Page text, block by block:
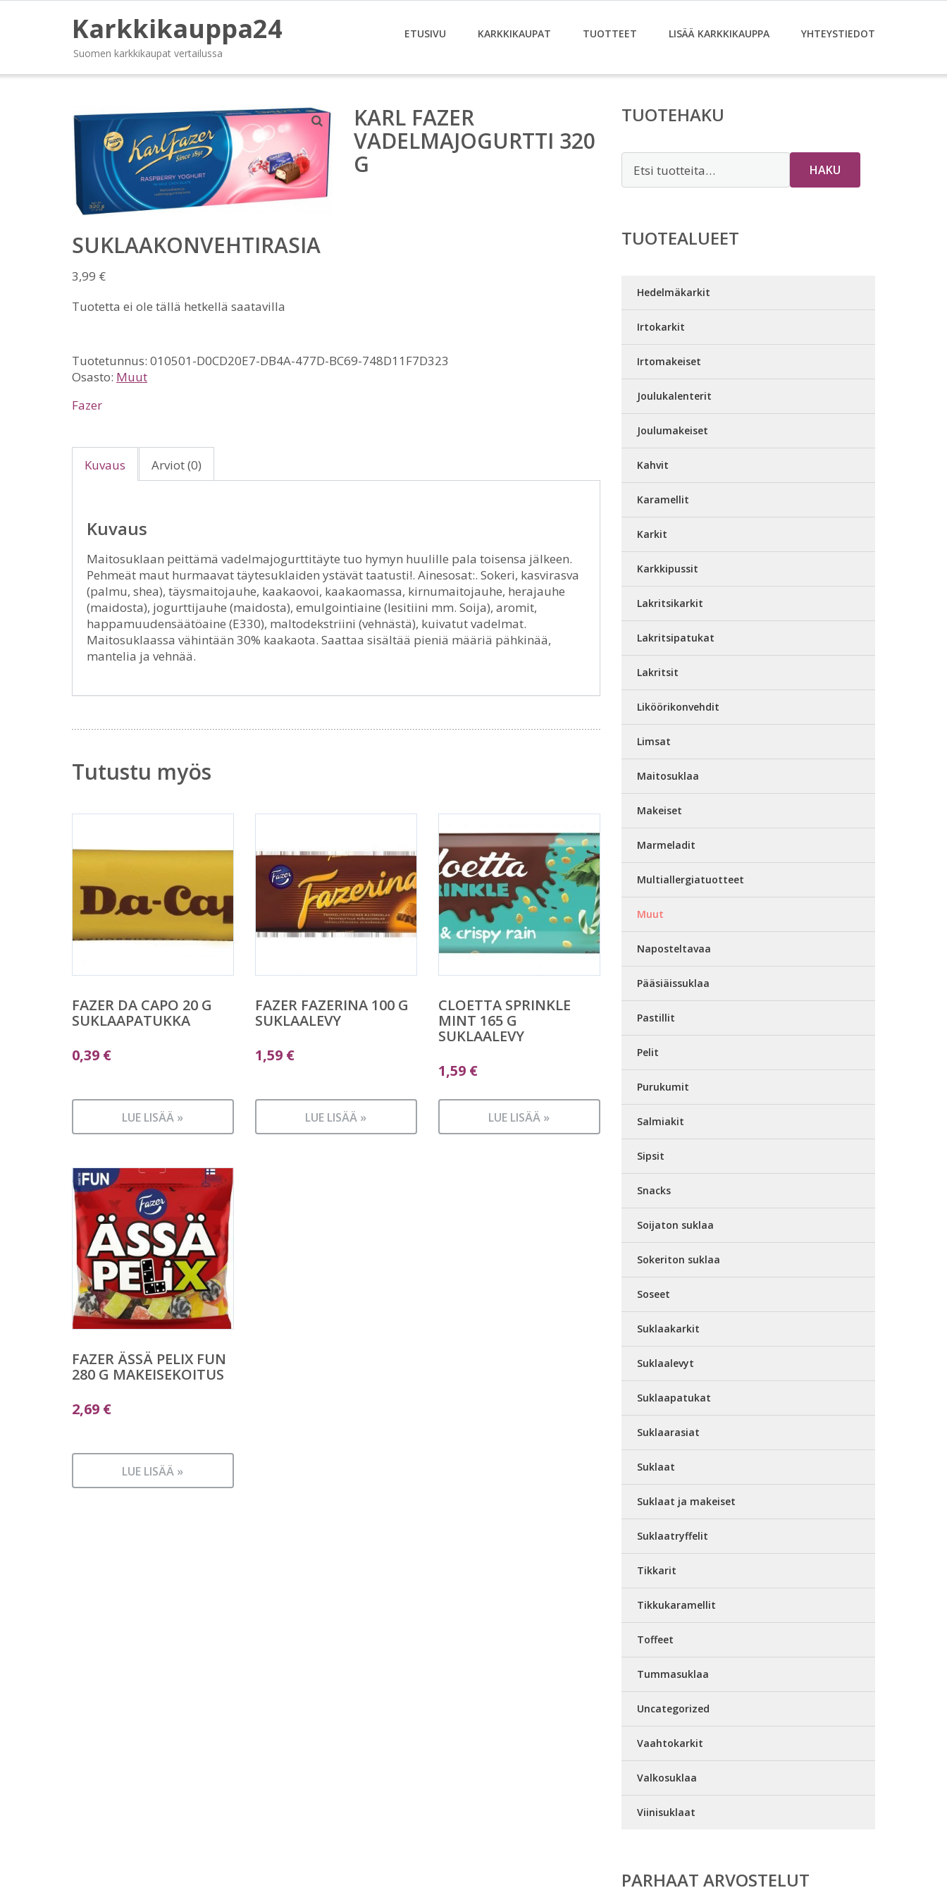
Karkkikauppa24
Suomen karkkikaupat vertailussa
ETUSIVU KARKKIKAUPAT TUOTTEET LISÄÄ KARKKIKAUPPA YHTEYSTIEDOT
KARL FAZER
VADELMAJOGURTTI 320
G
SUKLAAKONVEHTIRASIA
3,99 €
Tuotetta ei ole tällä hetkellä saatavilla
Tuotetunnus: 010501-D0CD20E7-DB4A-477D-BC69-748D11F7D323
Osasto: Muut
Fazer
Kuvaus Arviot (0)
Kuvaus
Maitosuklaan peittämä vadelmajogurttitäyte tuo hymyn huulille pala toisensa jälkeen.
Pehmeät maut hurmaavat täytesuklaiden ystävät taatusti!. Ainesosat:. Sokeri, kasvirasva
(palmu, shea), täysmaitojauhe, kaakaovoi, kaakaomassa, kirnumaitojauhe, herajauhe
(maidosta), jogurttijauhe (maidosta), emulgointiaine (lesitiini mm. Soija), aromit,
happamuudensäätöaine (E330), maltodekstriini (vehnästä), kuivatut vadelmat.
Maitosuklaassa vähintään 30% kaakaota. Saattaa sisältää pieniä määriä pähkinää,
mantelia ja vehnää.
Tutustu myös
FAZER DA CAPO 20 G
SUKLAAPATUKKA
0,39 €
LUE LISÄÄ »
FAZER FAZERINA 100 G
SUKLAALEVY
1,59 €
LUE LISÄÄ »
CLOETTA SPRINKLE
MINT 165 G
SUKLAALEVY
1,59 €
LUE LISÄÄ »
FAZER ÄSSÄ PELIX FUN
280 G MAKEISEKOITUS
2,69 €
LUE LISÄÄ »
TUOTEHAKU
HAKU
TUOTEALUEET
Hedelmäkarkit
Irtokarkit
Irtomakeiset
Joulukalenterit
Joulumakeiset
Kahvit
Karamellit
Karkit
Karkkipussit
Lakritsikarkit
Lakritsipatukat
Lakritsit
Liköörikonvehdit
Limsat
Maitosuklaa
Makeiset
Marmeladit
Multiallergiatuotteet
Muut
Naposteltavaa
Pääsiäissuklaa
Pastillit
Pelit
Purukumit
Salmiakit
Sipsit
Snacks
Soijaton suklaa
Sokeriton suklaa
Soseet
Suklaakarkit
Suklaalevyt
Suklaapatukat
Suklaarasiat
Suklaat
Suklaat ja makeiset
Suklaatryffelit
Tikkarit
Tikkukaramellit
Toffeet
Tummasuklaa
Uncategorized
Vaahtokarkit
Valkosuklaa
Viinisuklaat
PARHAAT ARVOSTELUT